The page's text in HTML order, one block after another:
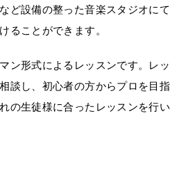
ど設備の整った音楽スタジオにて
ることができます。
ン形式によるレッスンです。レッ
談し、初心者の方からプロを目指
の生徒様に合ったレッスンを行い